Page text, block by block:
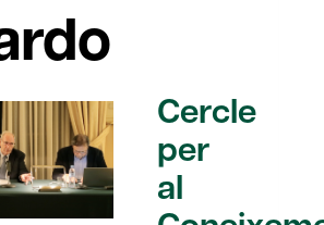
Cercle
per
al